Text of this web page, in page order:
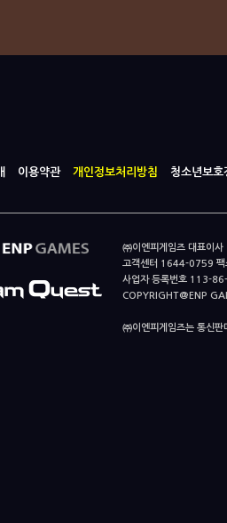
이용약관 개인정보처리방침 청소년보호
㈜이엔피게임즈 대표이
고객센터 1644-0759
사업자 등록번호 113-
COPYRIGHT@ENP
㈜이엔피게임즈는 통신판